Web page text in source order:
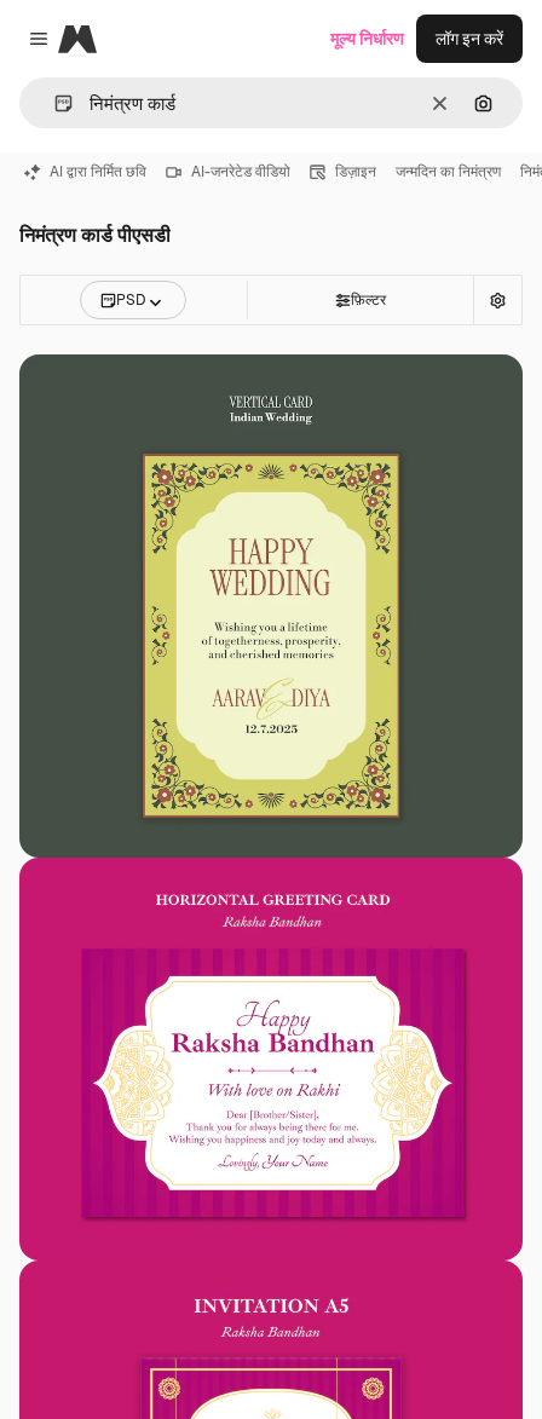
Close menu
Magnific
साफ़ इमेज से
मूल्य निर्धारण लॉग इन करें
AI द्वारा निर्मित छवि AI-जनरेटेड वीडियो डिज़ाइन जन्मदिन का निमंत्रण
निमंत्रण कार्ड पीएसडी
PSD फ़िल्टर